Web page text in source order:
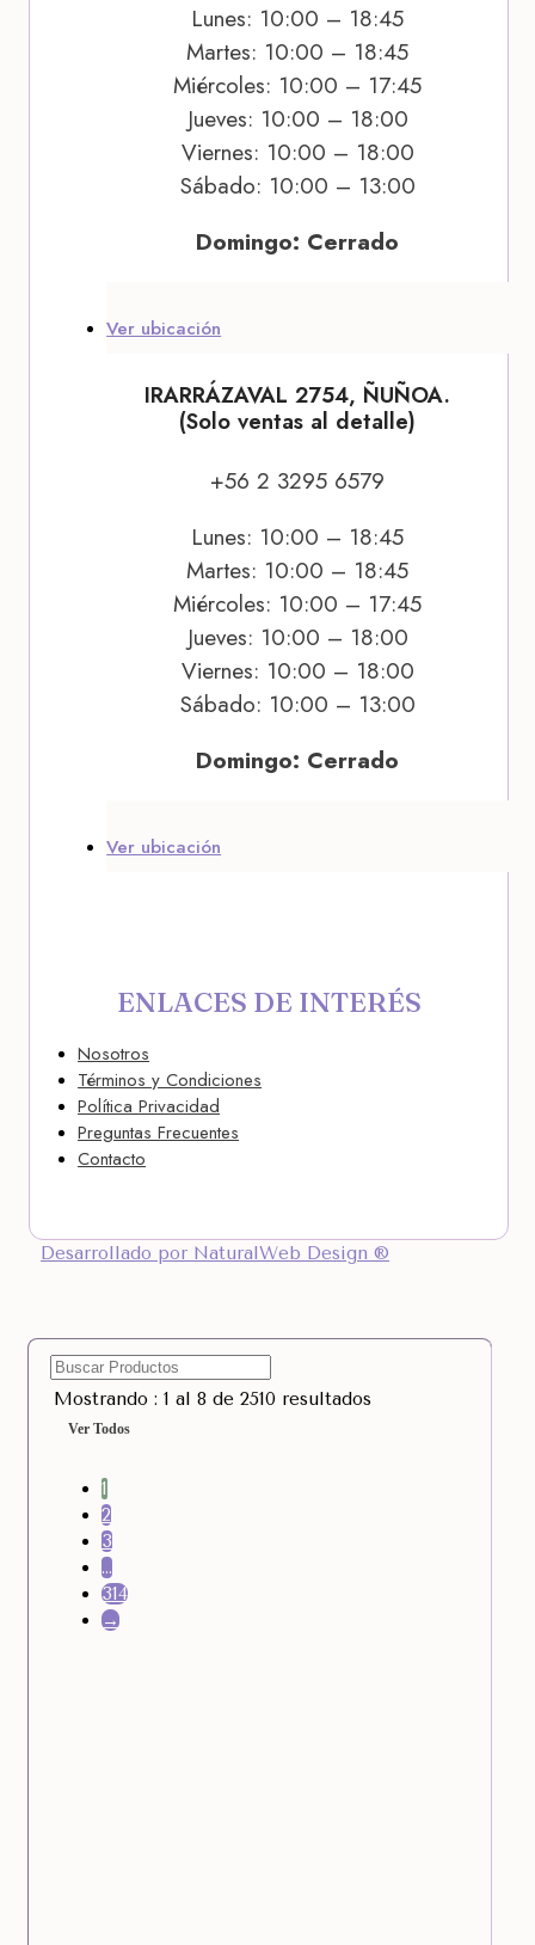
Lunes: 10:00 – 18:45
Martes: 10:00 – 18:45
Miércoles: 10:00 – 17:45
Jueves: 10:00 – 18:00
Viernes: 10:00 – 18:00
Sábado: 10:00 – 13:00
Domingo: Cerrado
Ver ubicación
IRARRÁZAVAL 2754, ÑUÑOA.
(Solo ventas al detalle)
+56 2 3295 6579
Lunes: 10:00 – 18:45
Martes: 10:00 – 18:45
Miércoles: 10:00 – 17:45
Jueves: 10:00 – 18:00
Viernes: 10:00 – 18:00
Sábado: 10:00 – 13:00
Domingo: Cerrado
Ver ubicación
ENLACES DE INTERÉS
Nosotros
Términos y Condiciones
Política Privacidad
Preguntas Frecuentes
Contacto
Desarrollado por NaturalWeb Design ®
Mostrando : 1 al 8 de 2510 resultados
Ver Todos
1
2
3
…
314
→